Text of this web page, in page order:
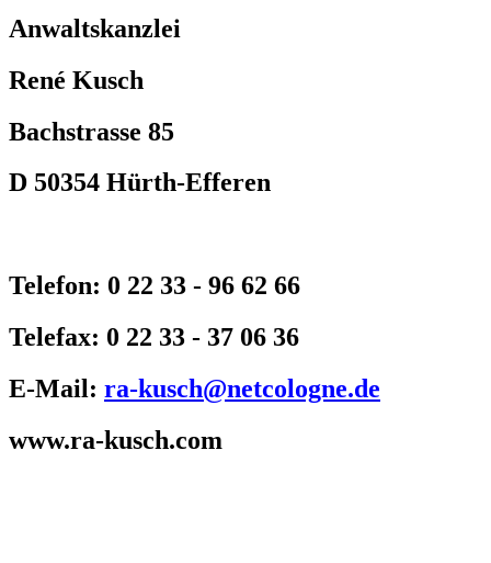
Anwaltskanzlei
René Kusch
Bachstrasse 85
D 50354 Hürth-Efferen
Telefon: 0 22 33 - 96 62 66
Telefax: 0 22 33 - 37 06 36
E-Mail: ra-kusch@netcologne.de
www.ra-kusch.com